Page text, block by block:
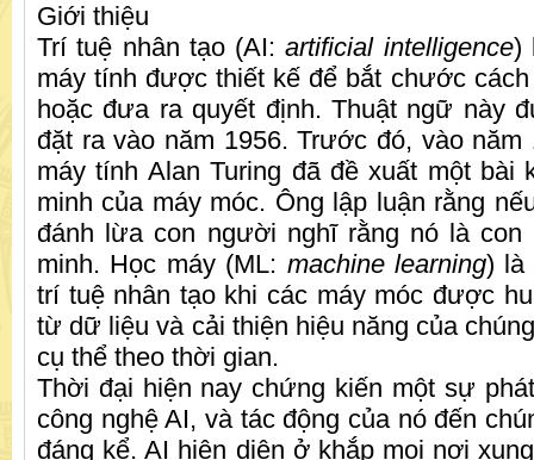
Giới thiệu
Trí tuệ nhân tạo (AI:artificial intelligence)
máy tính được thiết kế để bắt chước
hoặc đưa ra quyết định. Thuật ngữ này
đặt ra vào năm 1956. Trước đó, vào năm
máy tính Alan Turing đã đề xuất một bài
minh của máy móc. Ông lập luận rằng
đánh lừa con người nghĩ rằng nó là
minh. Học máy (ML: machine learning) là
trí tuệ nhân tạo khi các máy móc được
từ dữ liệu và cải thiện hiệu năng của
cụ thể theo thời gian.
Thời đại hiện nay chứng kiến ​​một sự
công nghệ AI, và tác động của nó đến
đáng kể. AI hiện diện ở khắp mọi nơi